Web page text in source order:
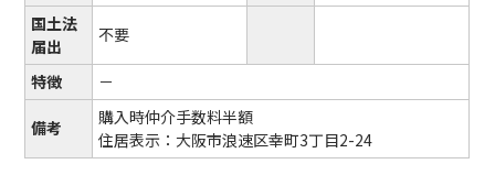
国土法
届出
不要
特徴 －
備考
購入時仲介手数料半額
住居表示：大阪市浪速区幸町3丁目2-24